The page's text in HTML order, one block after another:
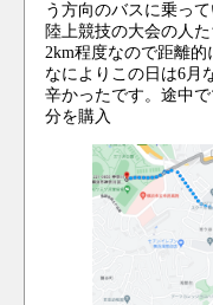
う方向のバスに乗って
陸上競技の大会の人
2km程度なので距離的
なによりこの日は6月
辛かったです。途中
分を購入